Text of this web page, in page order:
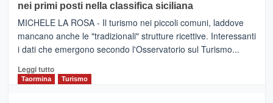
Inaugurato
il
nuovo
collegamento
tra
e
Zanzibar
nei primi posti nella classifica siciliana
MICHELE LA ROSA - Il turismo nei piccoli comuni, laddove
mancano anche le "tradizionali" strutture ricettive. Interessanti
i dati che emergono secondo l'Osservatorio sul Turismo...
Leggi tuttoLeggi
Taormina Turismo